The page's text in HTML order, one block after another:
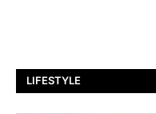
LIFESTYLE